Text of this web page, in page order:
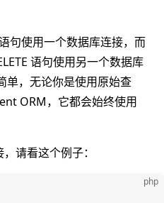
句使用一个数据库连接，而
语句使用另一个数据库
单，无论你是使用原始查
ORM，它都会始终使用
请看这个例子：
php